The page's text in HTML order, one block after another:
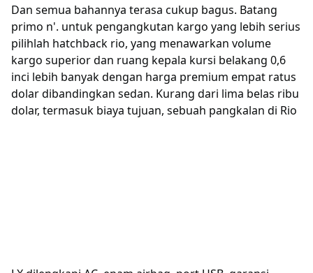
Dan semua bahannya terasa cukup bagus. Batang
primo n'. untuk pengangkutan kargo yang lebih serius
pilihlah hatchback rio, yang menawarkan volume
kargo superior dan ruang kepala kursi belakang 0,6
inci lebih banyak dengan harga premium empat ratus
dolar dibandingkan sedan. Kurang dari lima belas ribu
dolar, termasuk biaya tujuan, sebuah pangkalan di Rio